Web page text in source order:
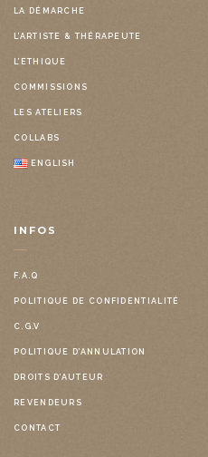
LA DÉMARCHE
L’ARTISTE & THÉRAPEUTE
L’ETHIQUE
COMMISSIONS
LES ATELIERS
COLLABS
ENGLISH
INFOS
F.A.Q
POLITIQUE DE CONFIDENTIALITÉ
C.G.V
POLITIQUE D’ANNULATION
DROITS D’AUTEUR
REVENDEURS
CONTACT